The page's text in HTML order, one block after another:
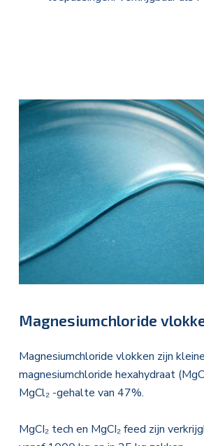
Magnesiumchloride
Magnesiumchloride vlokken zijn
magnesiumchloride hexahydraat
MgCl₂ -gehalte van 47%.
MgCI₂ tech en MgCI₂ feed zijn